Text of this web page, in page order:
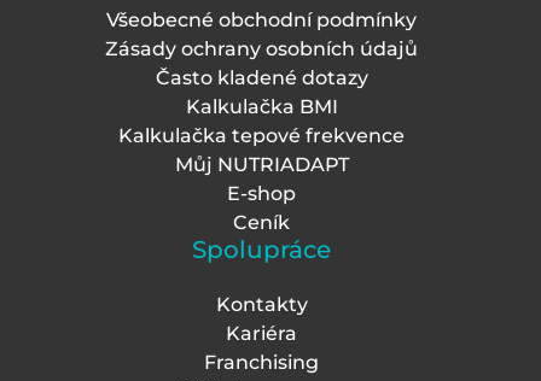
Všeobecné obchodní podmínky
Zásady ochrany osobních údajů
Často kladené dotazy
Kalkulačka BMI
Kalkulačka tepové frekvence
Můj NUTRIADAPT
E-shop
Ceník
Spolupráce
Kontakty
Kariéra
Franchising